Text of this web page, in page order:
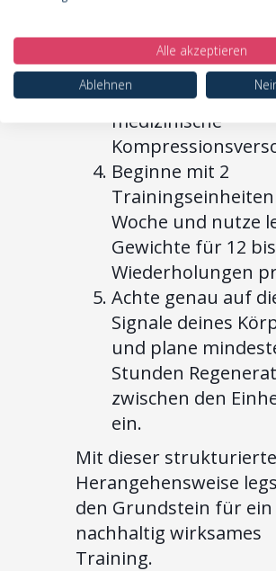
Trage bei jeder
Trainingseinheit
konsequent deine
medizinische
Beginne mit 2
Woche und nutze
Gewichte für 12
Wiederholungen
Achte genau auf
Signale deines
und plane
Stunden
zwischen den
ein.
Mit dieser
Herangehensweise
den Grundstein für ein
nachhaltig wirksames
Training.
Alle akzeptieren
Ablehnen